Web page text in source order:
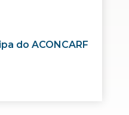
do ACONCARF